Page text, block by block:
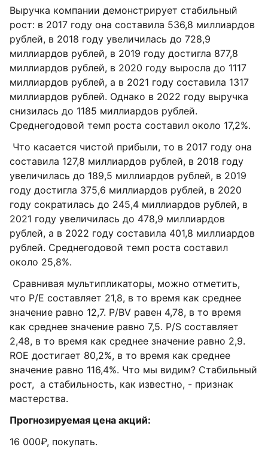
Выручка компании демонстрирует стабильный
рост: в 2017 году она составила 536,8 миллиардов
рублей, в 2018 году увеличилась до 728,9
миллиардов рублей, в 2019 году достигла 877,8
миллиардов рублей, в 2020 году выросла до 1117
миллиардов рублей, а в 2021 году составила 1317
миллиардов рублей. Однако в 2022 году выручка
снизилась до 1185 миллиардов рублей.
Среднегодовой темп роста составил около 17,2%.
Что касается чистой прибыли, то в 2017 году она
составила 127,8 миллиардов рублей, в 2018 году
увеличилась до 189,5 миллиардов рублей, в 2019
году достигла 375,6 миллиардов рублей, в 2020
году сократилась до 245,4 миллиардов рублей, в
2021 году увеличилась до 478,9 миллиардов
рублей, а в 2022 году составила 401,8 миллиардов
рублей. Среднегодовой темп роста составил
около 25,8%.
Сравнивая мультипликаторы, можно отметить,
что P/E составляет 21,8, в то время как среднее
значение равно 12,7. P/BV равен 4,78, в то время
как среднее значение равно 7,5. P/S составляет
2,48, в то время как среднее значение равно 2,9.
ROE достигает 80,2%, в то время как среднее
значение равно 116,4%. Что мы видим? Стабильный
рост, а стабильность, как известно, - признак
мастерства.
Прогнозируемая цена акций:
16 000₽, покупать.